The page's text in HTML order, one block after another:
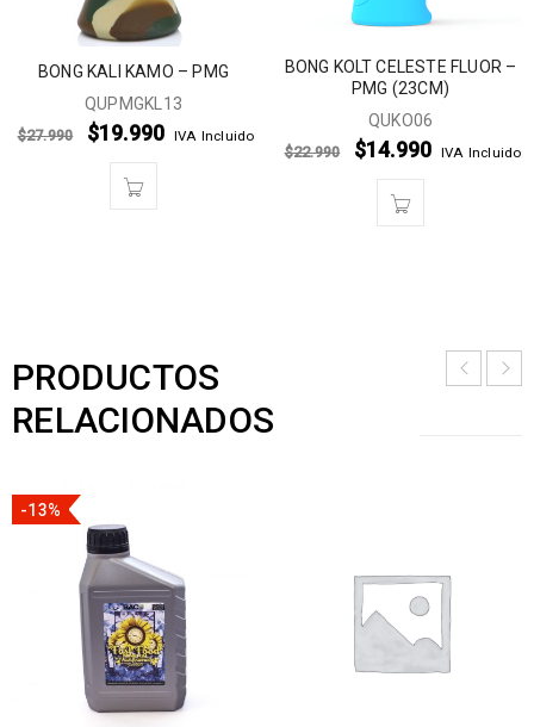
BONG KALI KAMO – PMG
QUPMGKL13
$27.990 $19.990 IVA Incluido
BONG KOLT CELESTE FLUOR –
PMG (23CM)
QUKO06
$22.990 $14.990 IVA Incluido
PRODUCTOS
RELACIONADOS
-13%